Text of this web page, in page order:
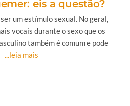
eis a questão?
um estímulo sexual. No geral,
vocais durante o sexo que os
também é comum e pode
...leia mais